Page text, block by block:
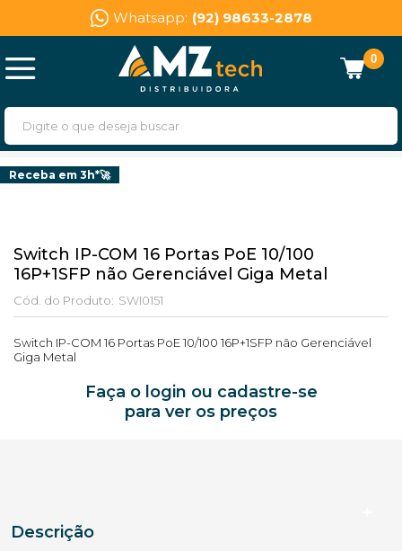
Whatsapp: (92) 98633-2878
0
Switch IP-COM 16 Portas PoE 10/100
16P+1SFP não Gerenciável Giga Metal
Cód. do Produto: SWI0151
Receba em 3h*🚀
Switch IP-COM 16 Portas PoE 10/100 16P+1SFP não Gerenciável
Giga Metal
Faça o login ou cadastre-se
para ver os preços
Descrição